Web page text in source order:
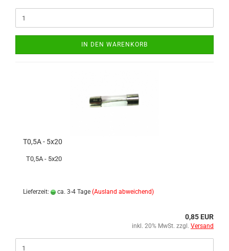
IN DEN WARENKORB
T0,5A - 5x20
T0,5A - 5x20
Lieferzeit: ca. 3-4 Tage (Ausland abweichend)
0,85 EUR
inkl. 20% MwSt. zzgl. Versand